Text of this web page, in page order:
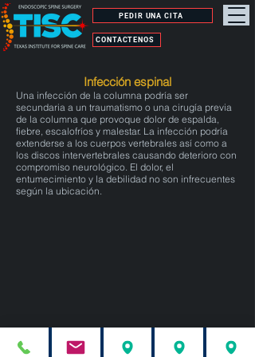
CONTÁCTENOS
PEDIR UNA CITA
Infección espinal
Una infección de la columna podría ser
secundaria a un traumatismo o una cirugía previa
de la columna que provoque dolor de espalda,
fiebre, escalofríos y malestar. La infección podría
extenderse a los cuerpos vertebrales así como a
los discos intervertebrales causando deterioro con
compromiso neurológico. El dolor, el
entumecimiento y la debilidad no son infrecuentes
según la ubicación.